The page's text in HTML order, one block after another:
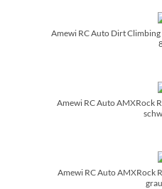
Amewi RC Auto Dirt
Amewi RC Auto AMXRock
Amewi RC Auto AMXRock